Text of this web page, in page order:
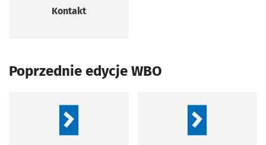
Kontakt
Poprzednie edycje WBO